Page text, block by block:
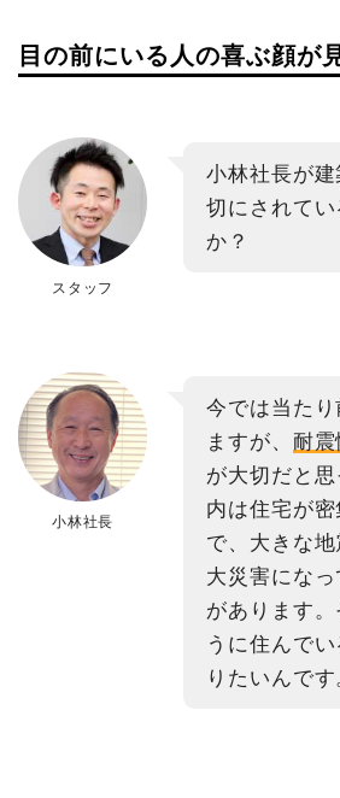
目の前にいる人の喜ぶ顔が
スタッフ
小林社長が
切にされて
か？
小林社長
今では当た
ますが、 耐
が大切だと
内は住宅が
で、大きな
大災害にな
があります。
うに住んで
りたいんです